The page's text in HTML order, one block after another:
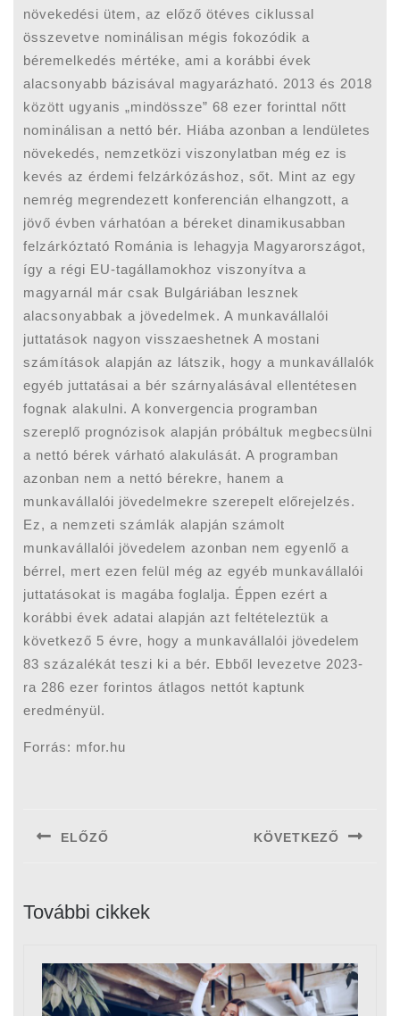
növekedési ütem, az előző ötéves ciklussal
összevetve nominálisan mégis fokozódik a
béremelkedés mértéke, ami a korábbi évek
alacsonyabb bázisával magyarázható. 2013 és 2018
között ugyanis „mindössze” 68 ezer forinttal nőtt
nominálisan a nettó bér. Hiába azonban a lendületes
növekedés, nemzetközi viszonylatban még ez is
kevés az érdemi felzárkózáshoz, sőt. Mint az egy
nemrég megrendezett konferencián elhangzott, a
jövő évben várhatóan a béreket dinamikusabban
felzárkóztató Románia is lehagyja Magyarországot,
így a régi EU-tagállamokhoz viszonyítva a
magyarnál már csak Bulgáriában lesznek
alacsonyabbak a jövedelmek. A munkavállalói
juttatások nagyon visszaeshetnek A mostani
számítások alapján az látszik, hogy a munkavállalók
egyéb juttatásai a bér szárnyalásával ellentétesen
fognak alakulni. A konvergencia programban
szereplő prognózisok alapján próbáltuk megbecsülni
a nettó bérek várható alakulását. A programban
azonban nem a nettó bérekre, hanem a
munkavállalói jövedelmekre szerepelt előrejelzés.
Ez, a nemzeti számlák alapján számolt
munkavállalói jövedelem azonban nem egyenlő a
bérrel, mert ezen felül még az egyéb munkavállalói
juttatásokat is magába foglalja. Éppen ezért a
korábbi évek adatai alapján azt feltételeztük a
következő 5 évre, hogy a munkavállalói jövedelem
83 százalékát teszi ki a bér. Ebből levezetve 2023-
ra 286 ezer forintos átlagos nettót kaptunk
eredményül.
Forrás: mfor.hu
ELŐZŐ KÖVETKEZŐ
További cikkek